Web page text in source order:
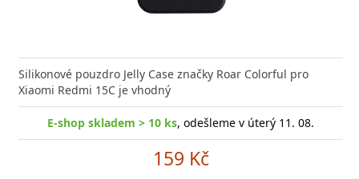
Silikonové pouzdro Jelly Case značky Roar Colorful pro
Xiaomi Redmi 15C je vhodný
E-shop skladem > 10 ks, odešleme v úterý 11. 08.
159 Kč